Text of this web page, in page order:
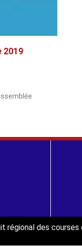
2019
régional des